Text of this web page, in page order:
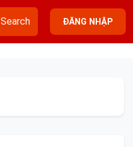
Search ĐĂNG NHẬP